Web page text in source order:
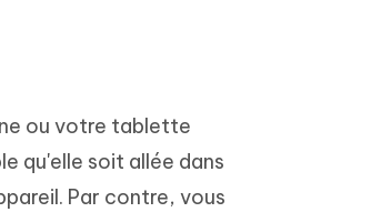
ou votre tablette
qu'elle soit allée dans
Par contre, vous